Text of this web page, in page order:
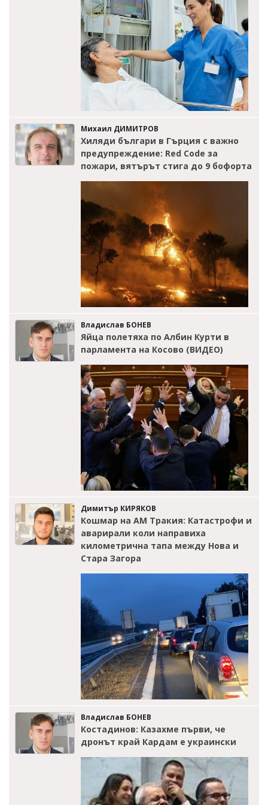
Михаил ДИМИТРОВ
Хиляди българи в Гърция с важно
предупреждение: Red Code за
пожари, вятърът стига до 9 бофорта
Владислав БОНЕВ
Яйца полетяха по Албин Курти в
парламента на Косово (ВИДЕО)
Димитър КИРЯКОВ
Кошмар на АМ Тракия: Катастрофи и
аварирали коли направиха
километрична тапа между Нова и
Стара Загора
Владислав БОНЕВ
Костадинов: Казахме първи, че
дронът край Кардам е украински